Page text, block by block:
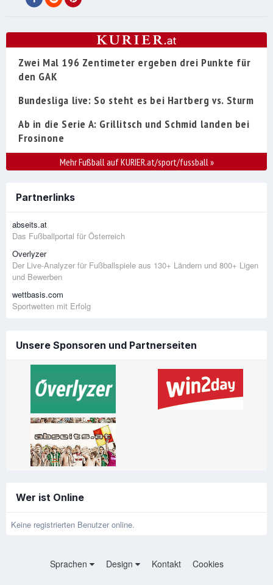
Zwei Mal 196 Zentimeter ergeben drei Punkte für
den GAK
Bundesliga live: So steht es bei Hartberg vs. Sturm
Ab in die Serie A: Grillitsch und Schmid landen bei
Frosinone
Mehr Fußball auf KURIER.at/sport/fussball»
Partnerlinks
abseits.at
Das Fußballportal für Österreich
Overlyzer
Der Live-Analyzer für Fußballspiele aus 130+ Ländern und 800+ Ligen
und Bewerben
wettbasis.com
Sportwetten mit Erfolg
Unsere Sponsoren und Partnerseiten
Wer ist Online
Keine registrierten Benutzer online.
Sprachen Design Kontakt Cookies